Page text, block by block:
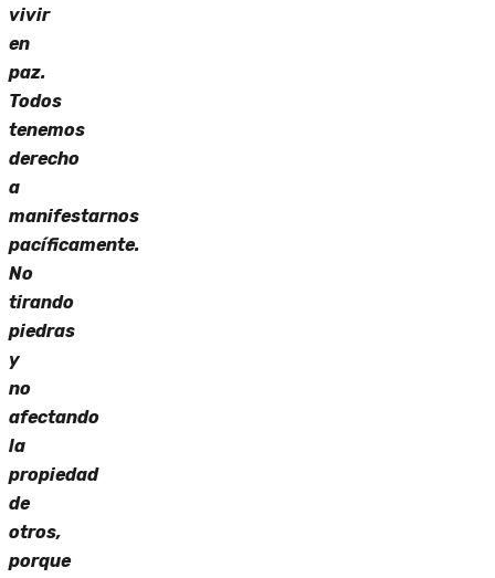
vivir
en
paz.
Todos
tenemos
derecho
a
manifestarnos
pacíficamente.
No
tirando
piedras
y
no
afectando
la
propiedad
de
otros,
porque